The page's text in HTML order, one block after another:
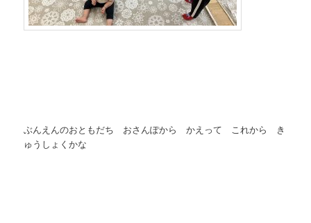
ぶんえんのおともだち おさんぽから かえって これから き
ゅうしょくかな